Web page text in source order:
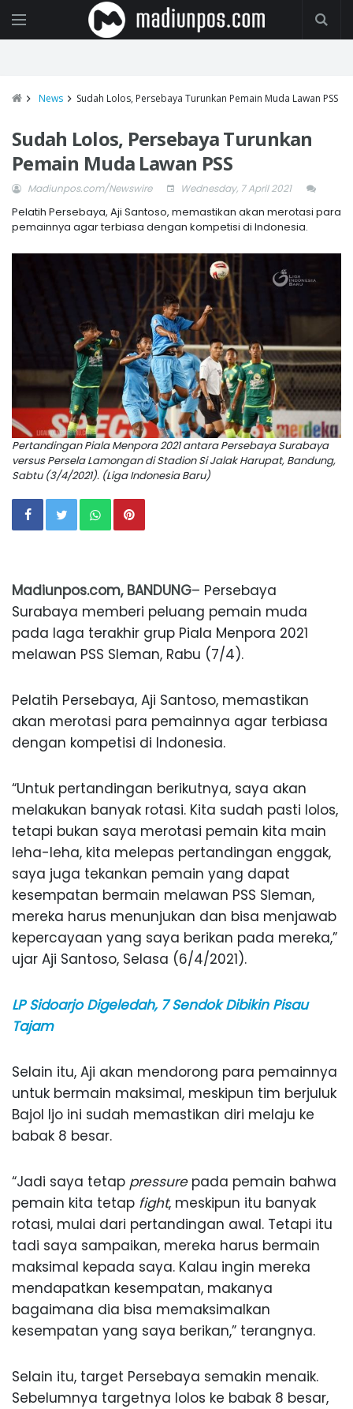
News Sudah Lolos, Persebaya Turunkan Pemain Muda Lawan PSS
Sudah Lolos, Persebaya Turunkan
Pemain Muda Lawan PSS
Madiunpos.com/Newswire Wednesday, 7 April 2021
Pelatih Persebaya, Aji Santoso, memastikan akan merotasi para
pemainnya agar terbiasa dengan kompetisi di Indonesia.
Pertandingan Piala Menpora 2021 antara Persebaya Surabaya
versus Persela Lamongan di Stadion Si Jalak Harupat, Bandung,
Sabtu (3/4/2021). (Liga Indonesia Baru)
Madiunpos.com, BANDUNG– Persebaya
Surabaya memberi peluang pemain muda
pada laga terakhir grup Piala Menpora 2021
melawan PSS Sleman, Rabu (7/4).
Pelatih Persebaya, Aji Santoso, memastikan
akan merotasi para pemainnya agar terbiasa
dengan kompetisi di Indonesia.
“Untuk pertandingan berikutnya, saya akan
melakukan banyak rotasi. Kita sudah pasti lolos,
tetapi bukan saya merotasi pemain kita main
leha-leha, kita melepas pertandingan enggak,
saya juga tekankan pemain yang dapat
kesempatan bermain melawan PSS Sleman,
mereka harus menunjukan dan bisa menjawab
kepercayaan yang saya berikan pada mereka,”
ujar Aji Santoso, Selasa (6/4/2021).
LP Sidoarjo Digeledah, 7 Sendok Dibikin Pisau
Tajam
Selain itu, Aji akan mendorong para pemainnya
untuk bermain maksimal, meskipun tim berjuluk
Bajol Ijo ini sudah memastikan diri melaju ke
babak 8 besar.
“Jadi saya tetap pressurepada pemain bahwa
pemain kita tetap fight, meskipun itu banyak
rotasi, mulai dari pertandingan awal. Tetapi itu
tadi saya sampaikan, mereka harus bermain
maksimal kepada saya. Kalau ingin mereka
mendapatkan kesempatan, makanya
bagaimana dia bisa memaksimalkan
kesempatan yang saya berikan,” terangnya.
Selain itu, target Persebaya semakin menaik.
Sebelumnya targetnya lolos ke babak 8 besar,